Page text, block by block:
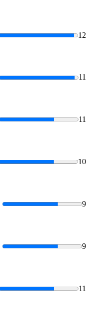
12
11
11
10
9
9
11